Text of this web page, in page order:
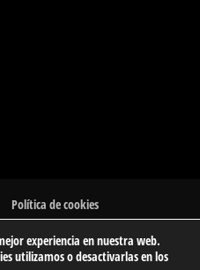
Política de cookies
experiencia en nuestra web.
utilizamos o desactivarlas en los